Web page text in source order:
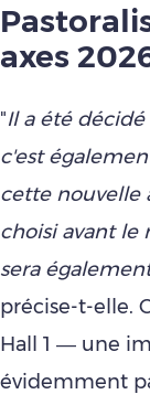
axes
"Il a été
c'est
cette nouvelle
choisi avant le
sera
précise-t-elle.
Hall 1 — une
évidemment